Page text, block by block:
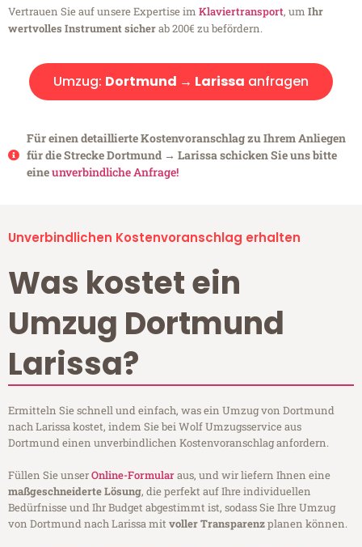
Vertrauen Sie auf unsere Expertise im Klaviertransport, um Ihr
wertvolles Instrument sicherab 200€ zu befördern.
Umzug: Dortmund → Larissa anfragen
Für einen detaillierte Kostenvoranschlag zu Ihrem Anliegen
für die Strecke Dortmund → Larissa schicken Sie uns bitte
eineunverbindliche Anfrage!
Unverbindlichen Kostenvoranschlag erhalten
Was kostet ein
Umzug Dortmund
Larissa?
Ermitteln Sie schnell und einfach, was ein Umzug von Dortmund
nach Larissa kostet, indem Sie bei Wolf Umzugsservice aus
Dortmund einen unverbindlichen Kostenvoranschlag anfordern.
Füllen Sie unserOnline-Formularaus, und wir liefern Ihnen eine
maßgeschneiderte Lösung, die perfekt auf Ihre individuellen
Bedürfnisse und Ihr Budget abgestimmt ist, sodass Sie Ihre Umzug
von Dortmund nach Larissa mitvoller Transparenzplanen können.